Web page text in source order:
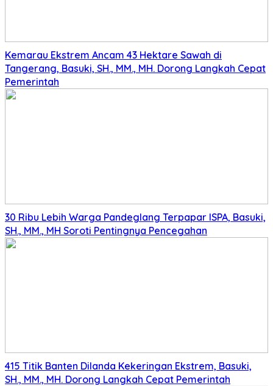
Kemarau Ekstrem Ancam 43 Hektare Sawah di
Tangerang, Basuki, SH., MM., MH. Dorong Langkah Cepat
Pemerintah
30 Ribu Lebih Warga Pandeglang Terpapar ISPA, Basuki,
SH., MM., MH Soroti Pentingnya Pencegahan
415 Titik Banten Dilanda Kekeringan Ekstrem, Basuki,
SH., MM., MH. Dorong Langkah Cepat Pemerintah